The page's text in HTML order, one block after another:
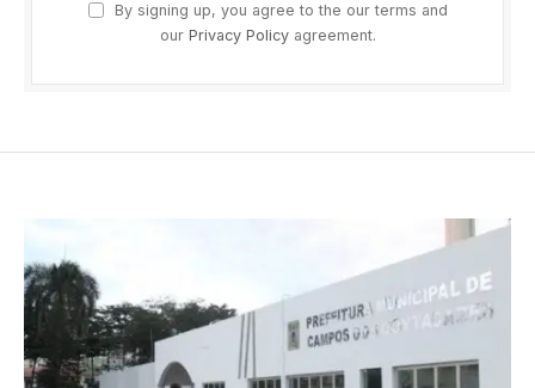
By signing up, you agree to the our terms and
our Privacy Policyagreement.